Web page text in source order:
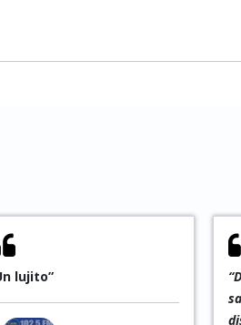
“Drummer Sáez ultimately
satisfied even the most
discerning listeners with his